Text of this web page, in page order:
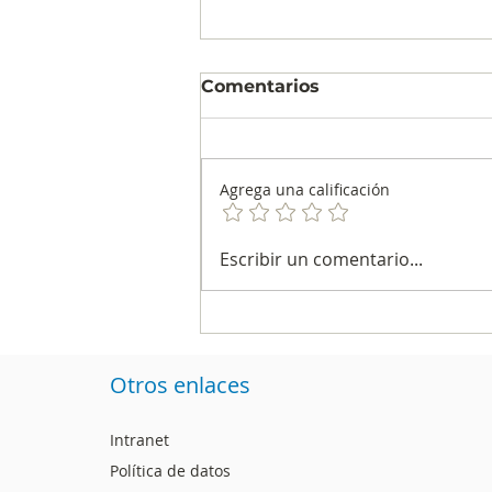
Dos firmas colombianas
Latina
Comentarios
Agrega una calificación
Escribir un comentario...
Otros enlaces
Intranet
Política de datos